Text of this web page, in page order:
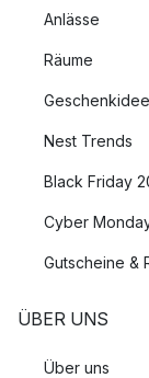
Anlässe
Räume
Nest Trends
Black Friday
Cyber
Gutscheine &
ÜBER UNS
Über uns